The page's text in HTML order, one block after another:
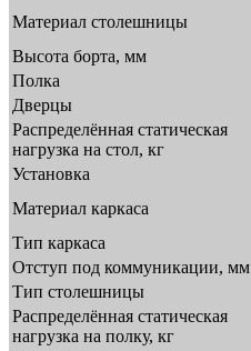
Материал столешницы
Высота борта, мм
Полка
Дверцы
Распределённая статическая
нагрузка на стол, кг
Установка
Материал каркаса
Тип каркаса
Отступ под коммуникации, мм
Тип столешницы
Распределённая статическая
нагрузка на полку, кг